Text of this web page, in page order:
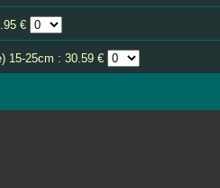
€
15-25cm : 30.59 €